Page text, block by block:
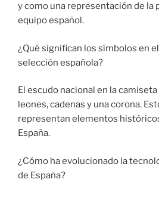
y como una representación de la
equipo español.
¿Qué significan los símbolos en
selección española?
El escudo nacional en la
leones, cadenas y una corona.
representan elementos
España.
¿Cómo ha evolucionado la
de España?